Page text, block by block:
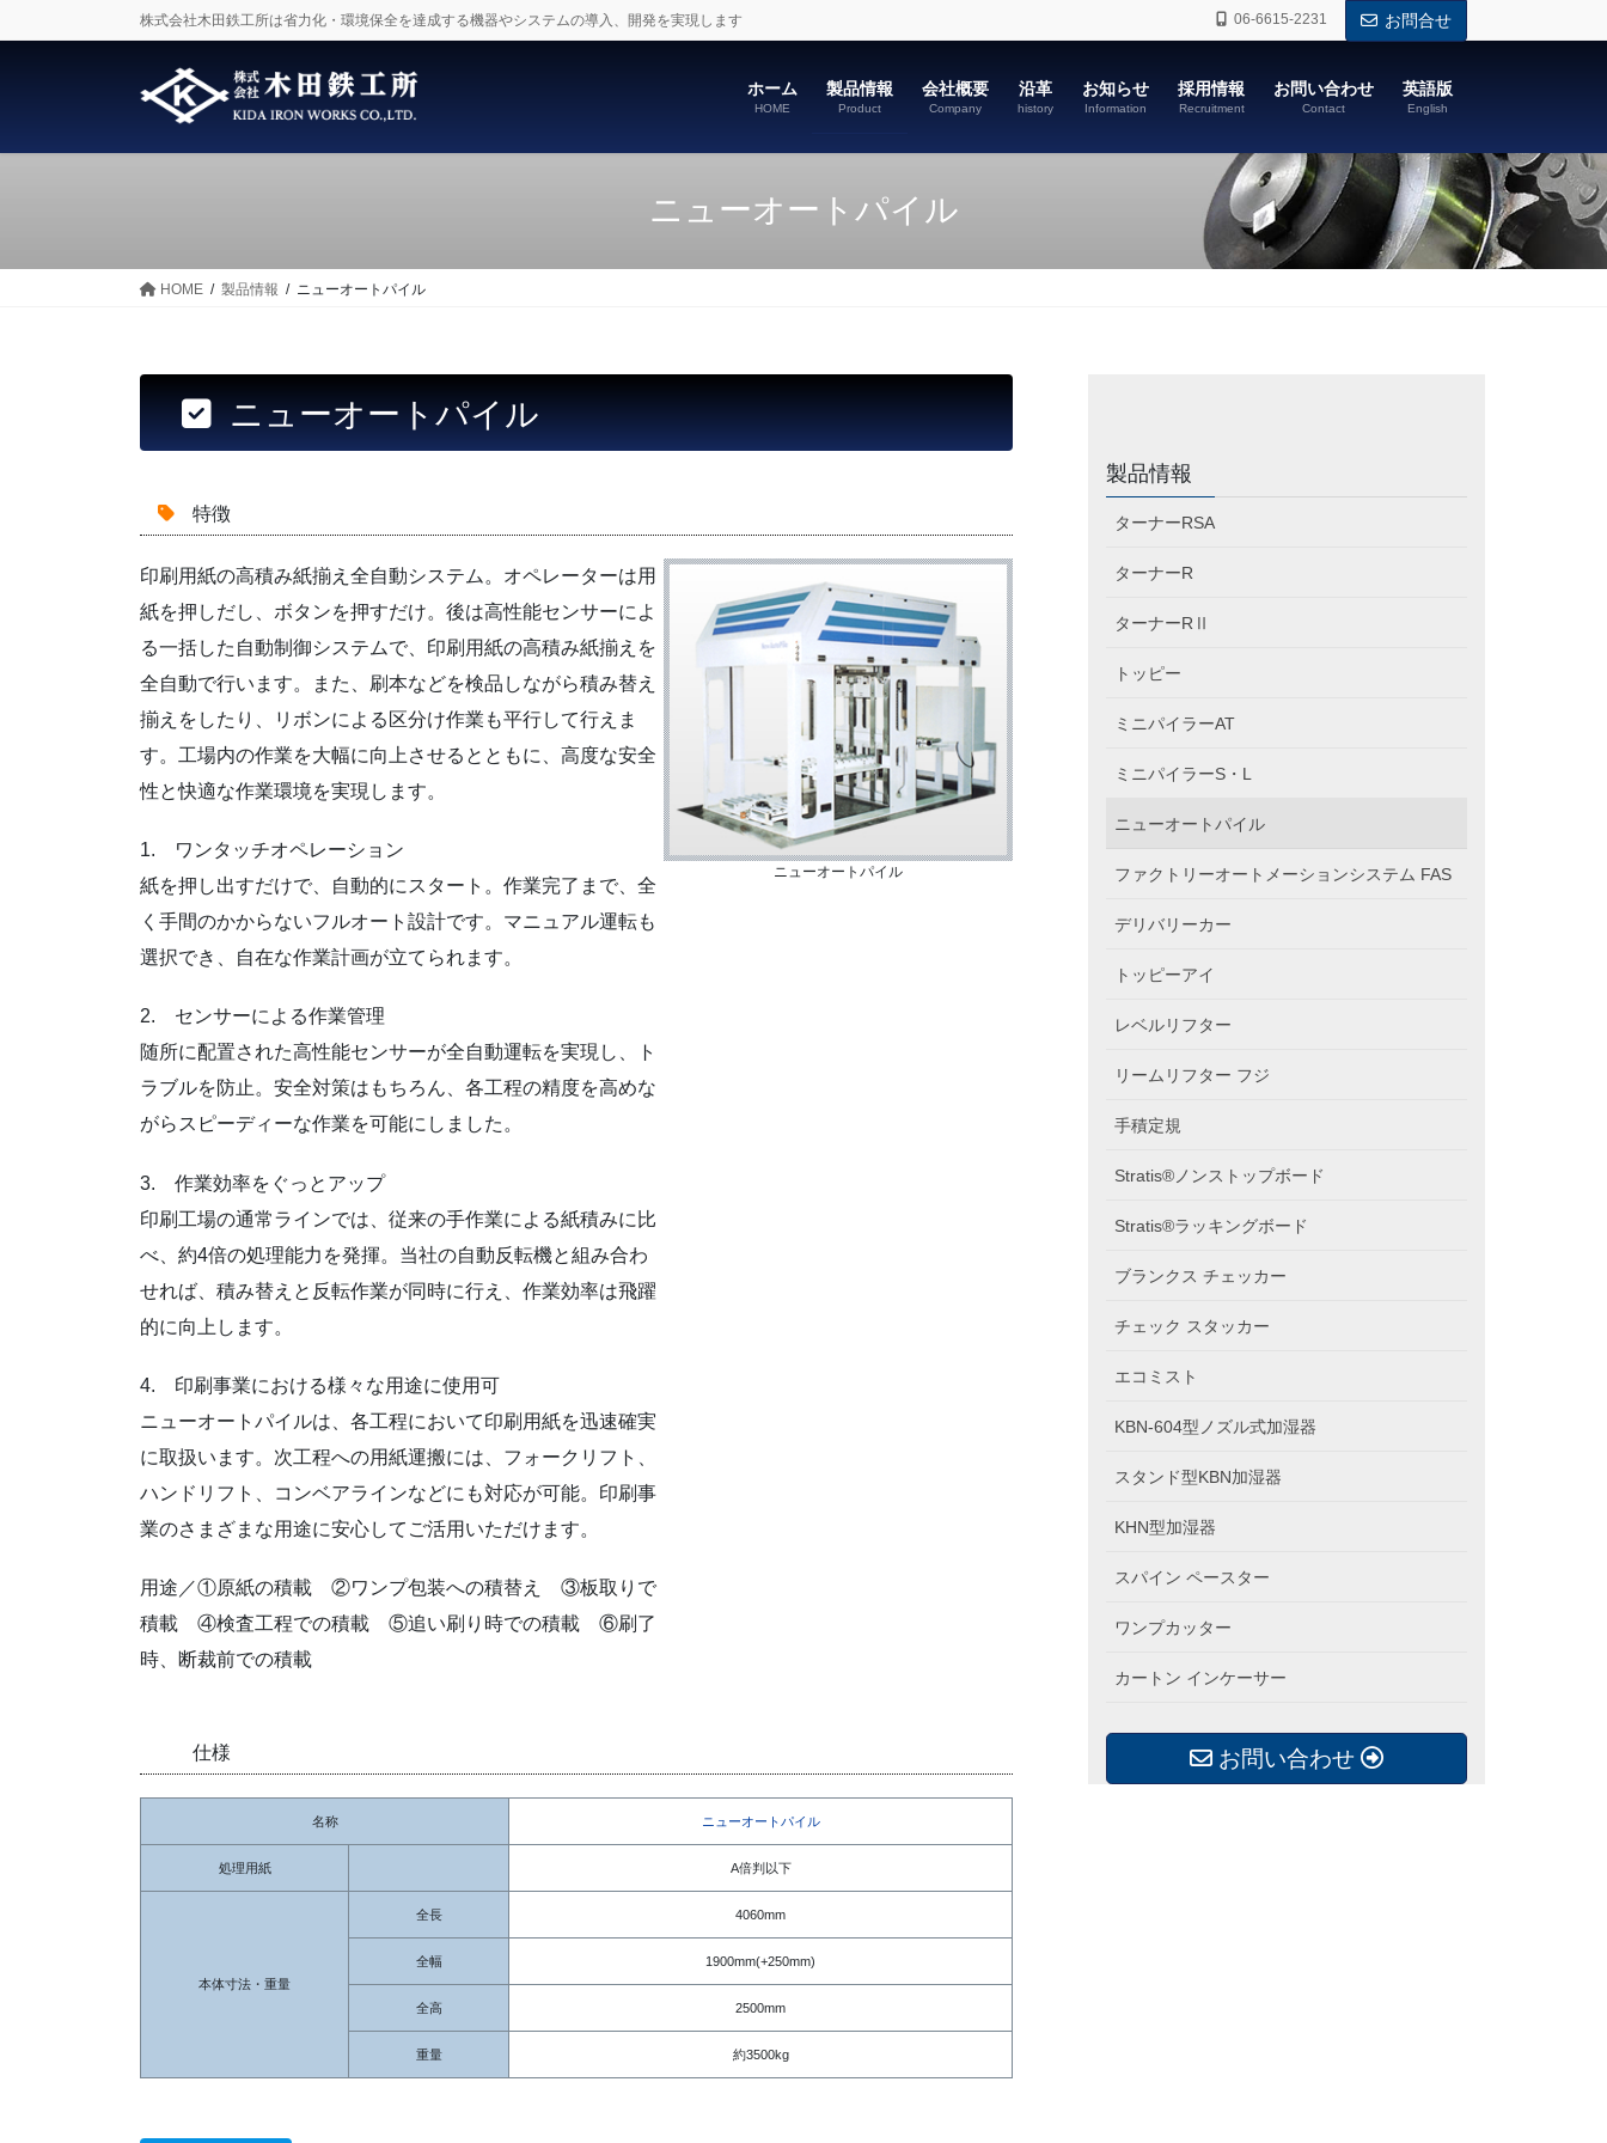
ン
に
ビ
ョ
動
株式会社木田鉄工所は省力化・環境保全を達成する機器やシステムの導入、開発を実現します 06-6615-2231 お問合せ
ホーム
HOME
製品情報
Product
会社概要
Company
沿革
history
お知らせ
Information
採用情報
Recruitment
お問い合わせ
Contact
英語版
English
ニューオートパイル
HOME 製品情報 ニューオートパイル
ニューオートパイル
特徴
印刷用紙の高積み紙揃え全自動システム。オペレーターは用
紙を押しだし、ボタンを押すだけ。後は高性能センサーによ
る一括した自動制御システムで、印刷用紙の高積み紙揃えを
全自動で行います。また、刷本などを検品しながら積み替え
揃えをしたり、リボンによる区分け作業も平行して行えま
す。工場内の作業を大幅に向上させるとともに、高度な安全
性と快適な作業環境を実現します。
1. ワンタッチオペレーション
紙を押し出すだけで、自動的にスタート。作業完了まで、全
く手間のかからないフルオート設計です。マニュアル運転も
選択でき、自在な作業計画が立てられます。
2. センサーによる作業管理
随所に配置された高性能センサーが全自動運転を実現し、ト
ラブルを防止。安全対策はもちろん、各工程の精度を高めな
がらスピーディーな作業を可能にしました。
3. 作業効率をぐっとアップ
印刷工場の通常ラインでは、従来の手作業による紙積みに比
べ、約4倍の処理能力を発揮。当社の自動反転機と組み合わ
せれば、積み替えと反転作業が同時に行え、作業効率は飛躍
的に向上します。
4. 印刷事業における様々な用途に使用可
ニューオートパイルは、各工程において印刷用紙を迅速確実
に取扱います。次工程への用紙運搬には、フォークリフト、
ハンドリフト、コンベアラインなどにも対応が可能。印刷事
業のさまざまな用途に安心してご活用いただけます。
用途／①原紙の積載 ②ワンプ包装への積替え ③板取りで
積載 ④検査工程での積載 ⑤追い刷り時での積載 ⑥刷了
時、断裁前での積載
ニューオートパイル
仕様
名称 ニューオートパイル
処理用紙 A倍判以下
本体寸法・重量
全長 4060mm
全幅 1900mm(+250mm)
全高 2500mm
重量 約3500kg
製品情報
ターナーRSA
ターナーR
ターナーRⅡ
トッピー
ミニパイラーAT
ミニパイラーS・L
ニューオートパイル
ファクトリーオートメーションシステム FAS
デリバリーカー
トッピーアイ
レベルリフター
リームリフター フジ
手積定規
Stratis®ノンストップボード
Stratis®ラッキングボード
ブランクス チェッカー
チェック スタッカー
エコミスト
KBN-604型ノズル式加湿器
スタンド型KBN加湿器
KHN型加湿器
スパイン ペースター
ワンプカッター
カートン インケーサー
お問い合わせ